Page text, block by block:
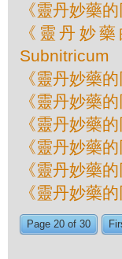
《靈丹妙藥
《靈丹妙
Subnitricum
《靈丹妙藥
《靈丹妙藥
《靈丹妙藥
《靈丹妙藥
《靈丹妙藥
《靈丹妙藥
Page 20 of 30